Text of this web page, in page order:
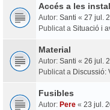
Accés a les
Autor: Santi « 27 jul.
Publicat a Situació i
Material
Autor: Santi « 26 jul.
Publicat a Discussió:
Fusibles
Autor: Pere « 23 jul.